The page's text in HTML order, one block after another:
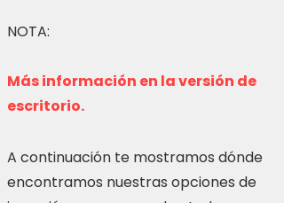
NOTA:
Más información en la versión de
escritorio.
A continuación te mostramos dónde
encontramos nuestras opciones de